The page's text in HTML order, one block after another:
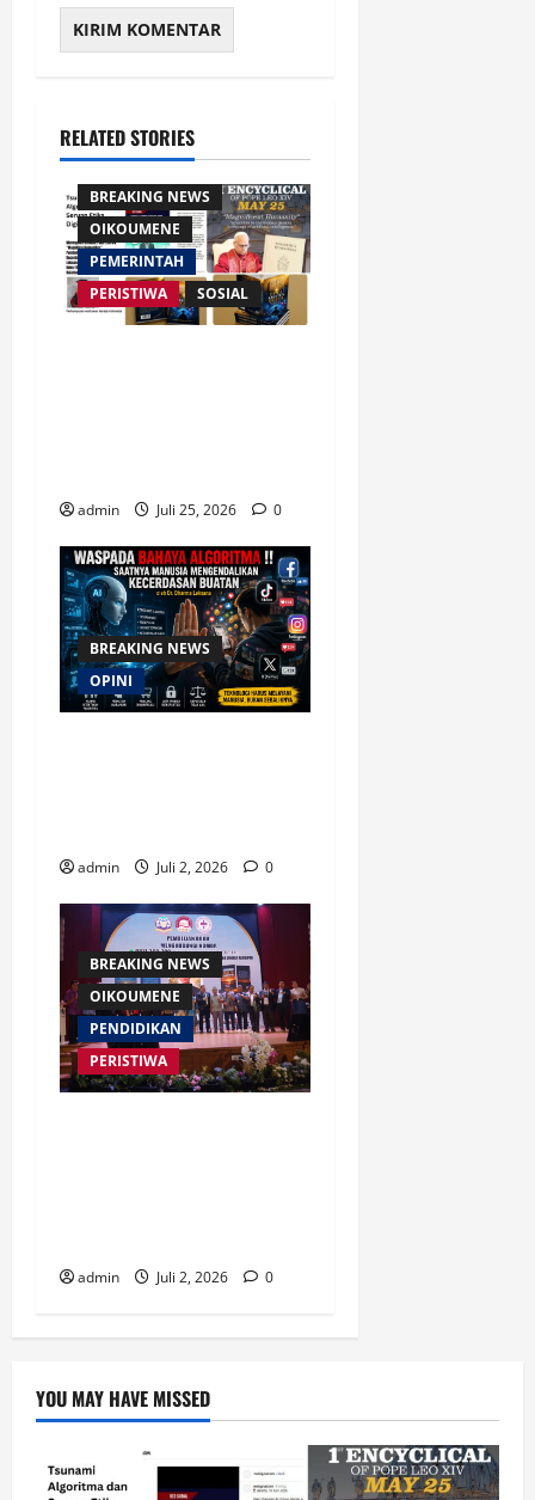
RELATED STORIES
AGAMA
BREAKING NEWS
OIKOUMENE
PEMERINTAH
PERISTIWA
SOSIAL
admin Juli 25, 2026 0
BREAKING NEWS
OPINI
admin Juli 2, 2026 0
BREAKING NEWS
OIKOUMENE
PENDIDIKAN
PERISTIWA
admin Juli 2, 2026 0
YOU MAY HAVE MISSED